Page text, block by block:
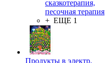
сказкотерапия,
песочная терапия
+ ЕЩЕ 1
Продукты в электр.